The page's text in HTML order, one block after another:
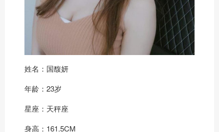
姓名：国馥妍
年龄：23岁
星座：天秤座
身高：161.5CM